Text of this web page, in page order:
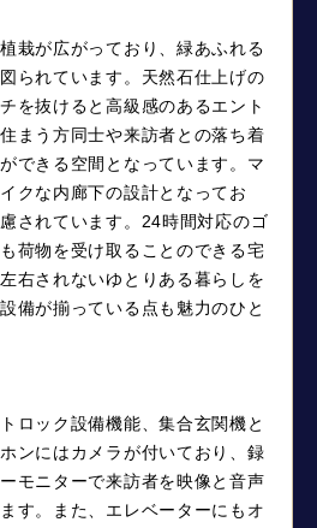
栽が広がっており、緑あふれる
られています。天然石仕上げの
を抜けると高級感のあるエント
まう方同士や来訪者との落ち着
できる空間となっています。マ
クな内廊下の設計となってお
されています。24時間対応のゴ
荷物を受け取ることのできる宅
右されないゆとりある暮らしを
備が揃っている点も魅力のひと
ロック設備機能、集合玄関機と
ンにはカメラが付いており、録
モニターで来訪者を映像と音声
す。また、エレベーターにもオ